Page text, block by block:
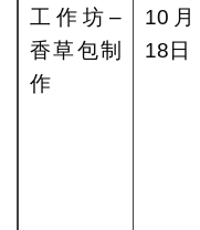
工作坊–
香草包制
作
10月
18日